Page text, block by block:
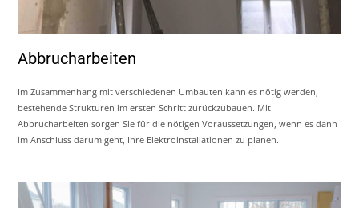
Abbrucharbeiten
Im Zusammenhang mit verschiedenen Umbauten kann es nötig werden,
bestehende Strukturen im ersten Schritt zurückzubauen. Mit
Abbrucharbeiten sorgen Sie für die nötigen Voraussetzungen, wenn es dann
im Anschluss darum geht, Ihre Elektroinstallationen zu planen.